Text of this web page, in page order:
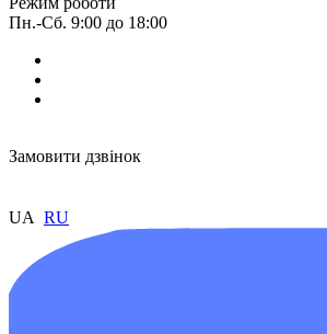
Пн.-Сб. 9:00 до 18:00
Замовити дзвінок
UA RU